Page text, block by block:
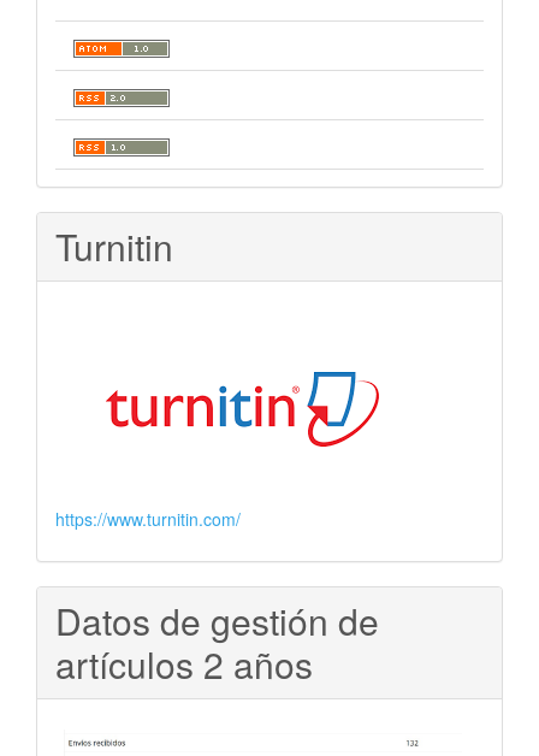
Turnitin
https://www.turnitin.com/
Datos de gestión de
artículos 2 años